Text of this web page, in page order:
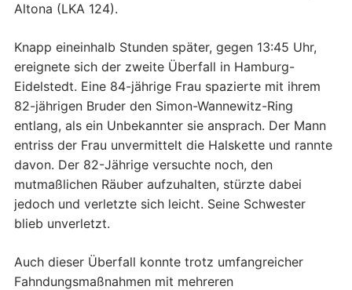
Altona (LKA 124).
Knapp eineinhalb Stunden später, gegen 13:45 Uhr,
ereignete sich der zweite Überfall in Hamburg-
Eidelstedt. Eine 84-jährige Frau spazierte mit ihrem
82-jährigen Bruder den Simon-Wannewitz-Ring
entlang, als ein Unbekannter sie ansprach. Der Mann
entriss der Frau unvermittelt die Halskette und rannte
davon. Der 82-Jährige versuchte noch, den
mutmaßlichen Räuber aufzuhalten, stürzte dabei
jedoch und verletzte sich leicht. Seine Schwester
blieb unverletzt.
Auch dieser Überfall konnte trotz umfangreicher
Fahndungsmaßnahmen mit mehreren